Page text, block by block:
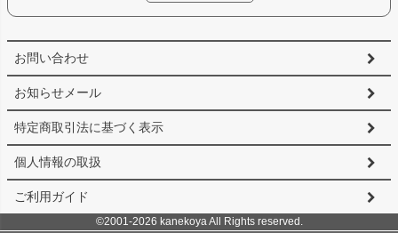
お問い合わせ
お知らせメール
特定商取引法に基づく表示
個人情報の取扱
ご利用ガイド
©2001-2026 kanekoya All Rights reserved.